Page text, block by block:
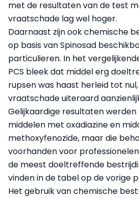
met de resultaten van de test
vraatschade lag wel hoger.
Daarnaast zijn ook chemische
op basis van Spinosad
particulieren. In het
PCS bleek dat middel erg
rupsen was haast herleid tot
vraatschade uiteraard
Gelijkaardige resultaten
middelen met oxadiazine en
methoxyfenozide, maar die
voorhanden voor
de meest doeltreffende
vinden in de tabel op de vorige
Het gebruik van chemische